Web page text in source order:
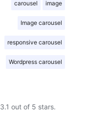
carousel image
Image carousel
responsive carousel
Wordpress carousel
3.1 out of 5 stars.